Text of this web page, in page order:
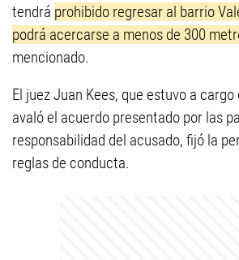
tendrá prohibido regresar al barrio
podrá acercarse a menos de 300
mencionado.
El juez Juan Kees, que estuvo a
avaló el acuerdo presentado por las
responsabilidad del acusado, fijó la
reglas de conducta.